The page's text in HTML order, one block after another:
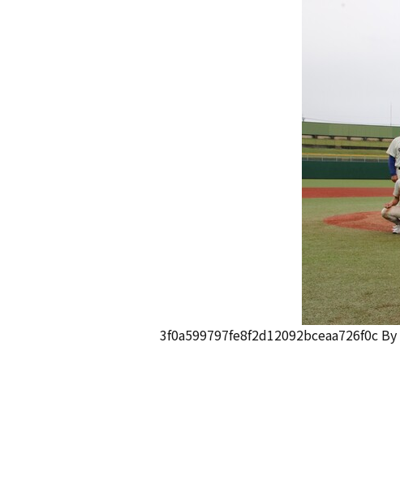
3f0a599797fe8f2d12092bceaa726f0c By